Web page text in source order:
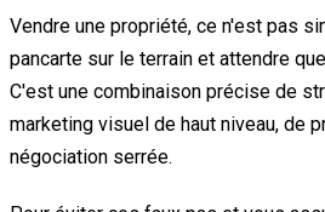
Vendre une propriété, ce n'est pas
pancarte sur le terrain et attendre
C'est une combinaison précise de
marketing visuel de haut niveau, de
négociation serrée.